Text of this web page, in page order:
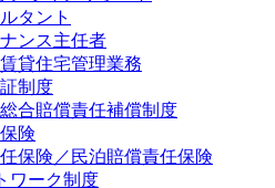
タント
ンス主任者
貸住宅管理業務
制度
合賠償責任補償制度
険
保険／民泊賠償責任保険
ワーク制度